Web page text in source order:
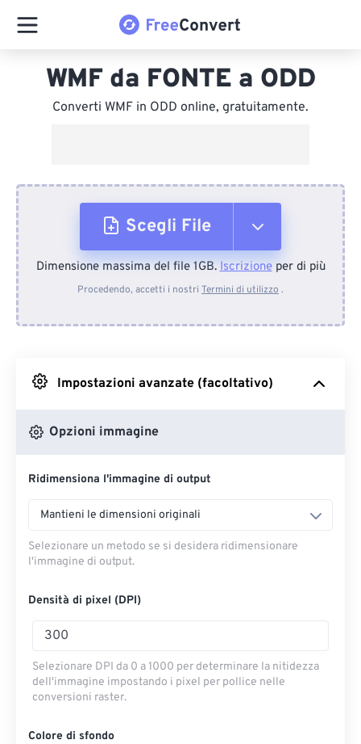
WMF da FONTE a ODD
Converti WMF in ODD online, gratuitamente.
Scegli File
Dal dispositivo
Da Google Drive
Dimensione massima del file 1GB.Iscrizioneper di più
Procedendo, accetti i nostri Termini di utilizzo .
Impostazioni avanzate (facoltativo)
Opzioni immagine
Ridimensiona l'immagine di output
Mantieni le dimensioni originali
Selezionare un metodo se si desidera ridimensionare
l'immagine di output.
Densità di pixel (DPI)
Selezionare DPI da 0 a 1000 per determinare la nitidezza
dell'immagine impostando i pixel per pollice nelle
conversioni raster.
Colore di sfondo